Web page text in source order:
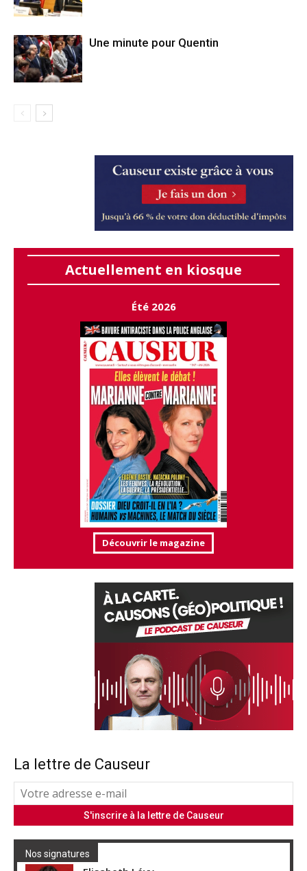
Une minute pour Quentin
Actuellement en kiosque
Été 2026
Découvrir le magazine
La lettre de Causeur
Nos signatures